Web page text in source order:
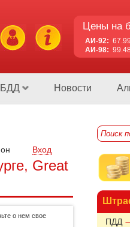
Цены на
АИ-92: 67.99
АИ-98: 99.48
Новости
ПДД
Вход
Great
о нем свое